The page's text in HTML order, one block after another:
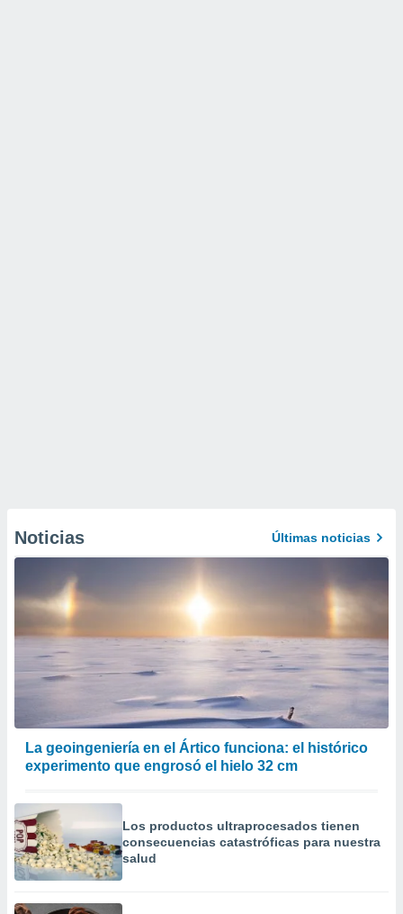
Noticias Últimas noticias
La geoingeniería en el Ártico funciona: el histórico
experimento que engrosó el hielo 32 cm
Los productos ultraprocesados ​​tienen
consecuencias catastróficas para nuestra
salud